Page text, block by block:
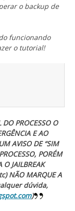
o backup de
funcionando
o tutorial!
PROCESSO O
E AO
AVISO DE “SIM
PORÉM
O JAILBREAK
NÃO MARQUE A
dúvida,
)